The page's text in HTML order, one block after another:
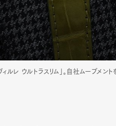
Pen
ィルレ ウルトラスリム」。自社ムーブメ